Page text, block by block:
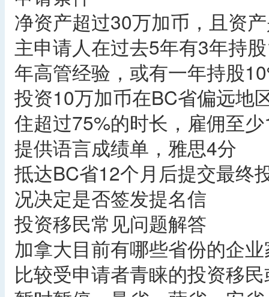
净资产超过30万加币，且资
主申请人在过去5年有3年持
年高管经验，或有一年持股
投资10万加币在BC省偏远地
住超过75%的时长，雇佣至
提供语言成绩单，雅思4分
抵达BC省12个月后提交最终
况决定是否签发提名信
投资移民常见问题解答
加拿大目前有哪些省份的企
比较受申请者青睐的投资移